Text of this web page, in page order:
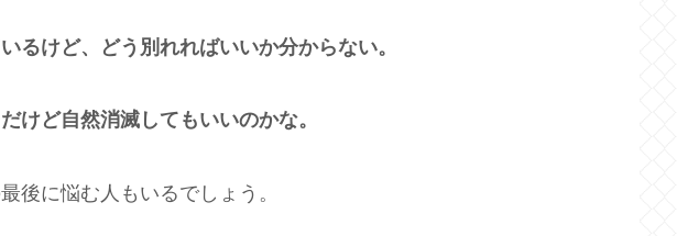
るけど、どう別れればいいか分からない。
けど自然消滅してもいいのかな。
後に悩む人もいるでしょう。